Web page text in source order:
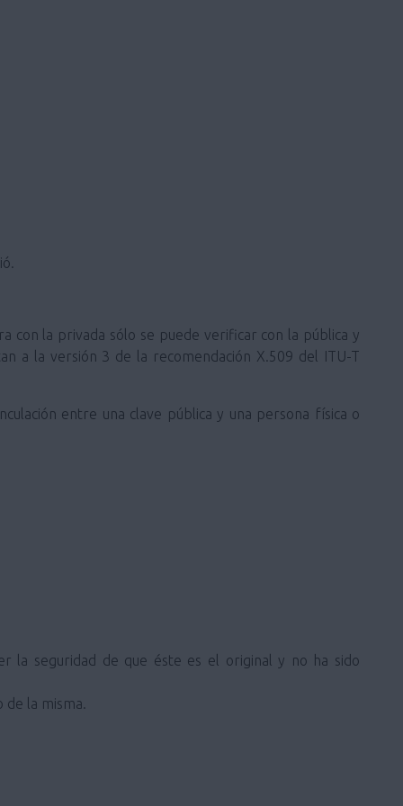
con la privada sólo se puede verificar con la pública y
a la versión 3 de la recomendación X.509 del ITU-T
entre una clave pública y una persona física o
la seguridad de que éste es el original y no ha sido
la misma.